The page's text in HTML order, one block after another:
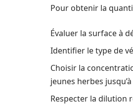
Pour obtenir la
Évaluer la surface à
Identifier le type de
Choisir la
jeunes herbes
Respecter la dilution